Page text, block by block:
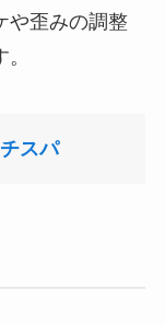
や歪みの調整
スパ